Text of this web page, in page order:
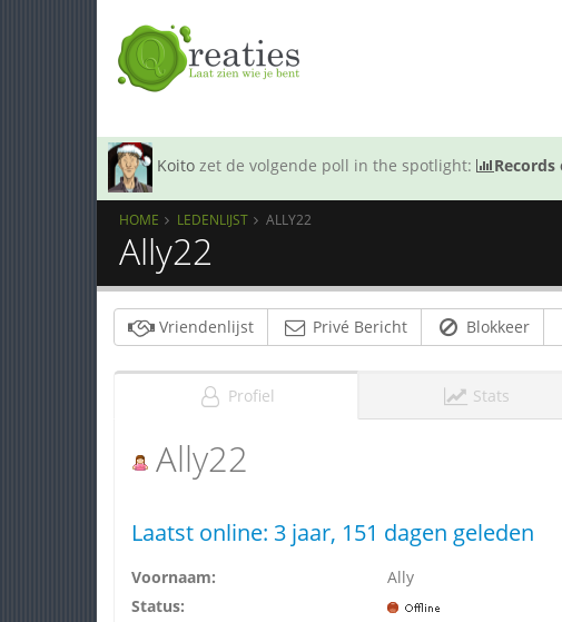
Koito zet de volgende poll in the spotlight:
HOME LEDENLIJST ALLY22
Ally22
Vriendenlijst Privé Bericht Blokkeer
Profiel Stats
Ally22
Laatst online: 3 jaar, 151 dagen geleden
Voornaam:
Ally
Status: